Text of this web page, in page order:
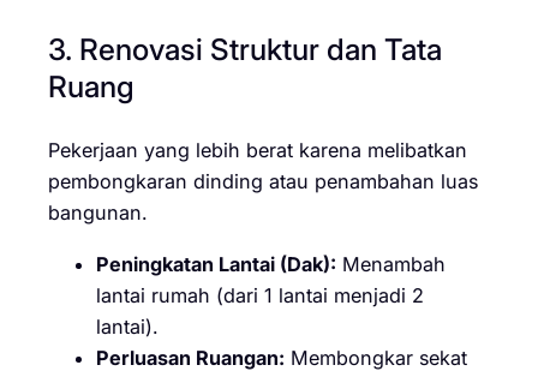
3. Renovasi Struktur dan Tata
Ruang
Pekerjaan yang lebih berat karena melibatkan
pembongkaran dinding atau penambahan luas
bangunan.
Peningkatan Lantai (Dak): Menambah
lantai rumah (dari 1 lantai menjadi 2
lantai).
Perluasan Ruangan: Membongkar sekat